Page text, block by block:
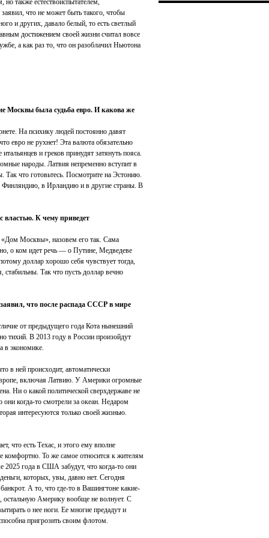
но также естествоиспытателем,
что не может быть такого, чтобы
и других, давало белый, то есть светлый
достижением своей жизни считал вовсе
а как раз то, что он разоблачил Ньютона
Москвы была судьба евро. И какова же
На психику людей постоянно давят
евро не рухнет! Эта валюта обязательно
и греков принудят затянуть пояса.
народы. Латвия непременно вступит в
что готовьтесь. Посмотрите на Эстонию.
Финляндию, в Ирландию и в другие страны. В
властью. К чему приведет
«Дом Москвы», назовем его так. Сама
о ком идет речь — о Путине, Медведеве
доллар хорошо себя чувствует тогда,
стабильны. Так что пусть доллар вечно
что после распада СССР в мире
от предыдущего года Кота нынешний
тихий. В 2013 году в России произойдут
в экономике.
в ней происходит, автоматически
включая Латвию. У Америки огромные
Ни о какой политической сверхдержаве не
когда-то смотрели за океан. Недаром
интересуются только своей жизнью.
что есть Техас, и этого ему вполне
комфортно. То же самое относится к жителям
2025 года в США забудут, что когда-то они
которых, увы, давно нет. Сегодня
А то, что где-то в Вашингтоне какие-
Америку вообще не волнует. С
о нее ноги. Ее многие предадут и
пригрозить своим флотом.